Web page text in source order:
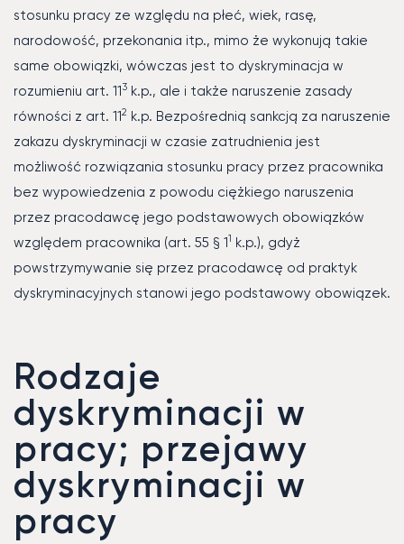
stosunku pracy ze względu na płeć, wiek, rasę,
narodowość, przekonania itp., mimo że wykonują takie
same obowiązki, wówczas jest to dyskryminacja w
rozumieniu art. 113 k.p., ale i także naruszenie zasady
równości z art. 112 k.p. Bezpośrednią sankcją za naruszenie
zakazu dyskryminacji w czasie zatrudnienia jest
możliwość rozwiązania stosunku pracy przez pracownika
bez wypowiedzenia z powodu ciężkiego naruszenia
przez pracodawcę jego podstawowych obowiązków
względem pracownika (art. 55 § 11 k.p.), gdyż
powstrzymywanie się przez pracodawcę od praktyk
dyskryminacyjnych stanowi jego podstawowy obowiązek.
Rodzaje
dyskryminacji w
pracy; przejawy
dyskryminacji w
pracy